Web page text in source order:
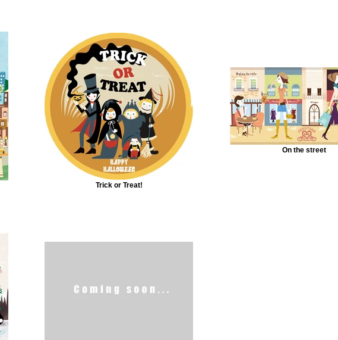
Trick or Treat!
On the street